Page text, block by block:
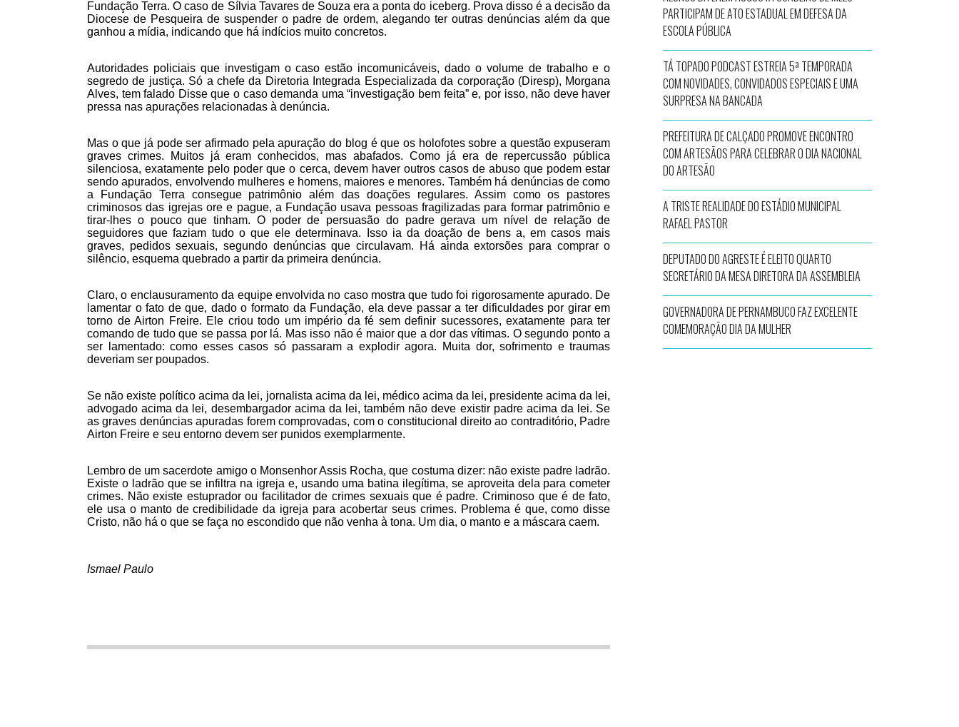
Fundação Terra. O caso de Sílvia Tavares de Souza era a ponta do iceberg. Prova disso é a decisão da
Diocese de Pesqueira de suspender o padre de ordem, alegando ter outras denúncias além da que
ganhou a mídia, indicando que há indícios muito concretos.
Autoridades policiais que investigam o caso estão incomunicáveis, dado o volume de trabalho e o
segredo de justiça. Só a chefe da Diretoria Integrada Especializada da corporação (Diresp), Morgana
Alves, tem falado Disse que o caso demanda uma “investigação bem feita” e, por isso, não deve haver
pressa nas apurações relacionadas à denúncia.
Mas o que já pode ser afirmado pela apuração do blog é que os holofotes sobre a questão expuseram
graves crimes. Muitos já eram conhecidos, mas abafados. Como já era de repercussão pública
silenciosa, exatamente pelo poder que o cerca, devem haver outros casos de abuso que podem estar
sendo apurados, envolvendo mulheres e homens, maiores e menores. Também há denúncias de como
a Fundação Terra consegue patrimônio além das doações regulares. Assim como os pastores
criminosos das igrejas ore e pague, a Fundação usava pessoas fragilizadas para formar patrimônio e
tirar-lhes o pouco que tinham. O poder de persuasão do padre gerava um nível de relação de
seguidores que faziam tudo o que ele determinava. Isso ia da doação de bens a, em casos mais
graves, pedidos sexuais, segundo denúncias que circulavam. Há ainda extorsões para comprar o
silêncio, esquema quebrado a partir da primeira denúncia.
Claro, o enclausuramento da equipe envolvida no caso mostra que tudo foi rigorosamente apurado. De
lamentar o fato de que, dado o formato da Fundação, ela deve passar a ter dificuldades por girar em
torno de Airton Freire. Ele criou todo um império da fé sem definir sucessores, exatamente para ter
comando de tudo que se passa por lá. Mas isso não é maior que a dor das vítimas. O segundo ponto a
ser lamentado: como esses casos só passaram a explodir agora. Muita dor, sofrimento e traumas
deveriam ser poupados.
Se não existe político acima da lei, jornalista acima da lei, médico acima da lei, presidente acima da lei,
advogado acima da lei, desembargador acima da lei, também não deve existir padre acima da lei. Se
as graves denúncias apuradas forem comprovadas, com o constitucional direito ao contraditório, Padre
Airton Freire e seu entorno devem ser punidos exemplarmente.
Lembro de um sacerdote amigo o Monsenhor Assis Rocha, que costuma dizer: não existe padre ladrão.
Existe o ladrão que se infiltra na igreja e, usando uma batina ilegítima, se aproveita dela para cometer
crimes. Não existe estuprador ou facilitador de crimes sexuais que é padre. Criminoso que é de fato,
ele usa o manto de credibilidade da igreja para acobertar seus crimes. Problema é que, como disse
Cristo, não há o que se faça no escondido que não venha à tona. Um dia, o manto e a máscara caem.
Ismael Paulo
PARTICIPAM DE ATO ESTADUAL EM DEFESA DA
ESCOLA PÚBLICA
TÁ TOPADO PODCAST ESTREIA 5ª TEMPORADA
COM NOVIDADES, CONVIDADOS ESPECIAIS E UMA
SURPRESA NA BANCADA
PREFEITURA DE CALÇADO PROMOVE ENCONTRO
COM ARTESÃOS PARA CELEBRAR O DIA NACIONAL
DO ARTESÃO
A TRISTE REALIDADE DO ESTÁDIO MUNICIPAL
RAFAEL PASTOR
DEPUTADO DO AGRESTE É ELEITO QUARTO
SECRETÁRIO DA MESA DIRETORA DA ASSEMBLEIA
GOVERNADORA DE PERNAMBUCO FAZ EXCELENTE
COMEMORAÇÃO DIA DA MULHER